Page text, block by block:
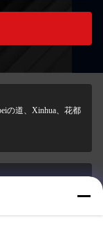
の道、Xinhua、花都